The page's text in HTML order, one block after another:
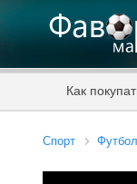
Как
Спорт